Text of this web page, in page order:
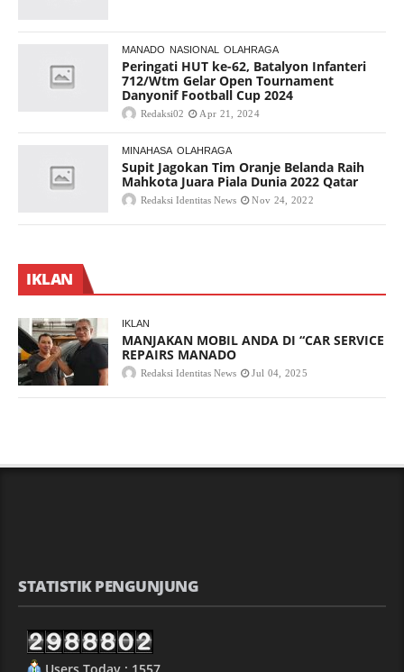
MANADO NASIONAL OLAHRAGA
Peringati HUT ke-62, Batalyon Infanteri
712/Wtm Gelar Open Tournament
Danyonif Football Cup 2024
Redaksi02 Apr 21, 2024
MINAHASA OLAHRAGA
Supit Jagokan Tim Oranje Belanda Raih
Mahkota Juara Piala Dunia 2022 Qatar
Redaksi Identitas News Nov 24, 2022
IKLAN
IKLAN
MANJAKAN MOBIL ANDA DI “CAR SERVICE
REPAIRS MANADO
Redaksi Identitas News Jul 04, 2025
STATISTIK PENGUNJUNG